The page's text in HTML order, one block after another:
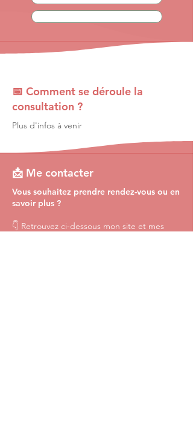
📅 Comment se déroule la
consultation ?
Plus d'infos à venir
📩 Me contacter
Vous souhaitez prendre rendez-vous ou en
savoir plus ?
👇 Retrouvez ci-dessous mon site et mes